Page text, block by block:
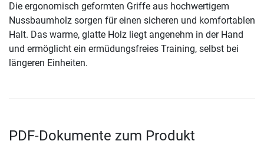
Die ergonomisch geformten Griffe aus hochwertigem
Nussbaumholz sorgen für einen sicheren und komfortablen
Halt. Das warme, glatte Holz liegt angenehm in der Hand
und ermöglicht ein ermüdungsfreies Training, selbst bei
längeren Einheiten.
PDF-Dokumente zum Produkt